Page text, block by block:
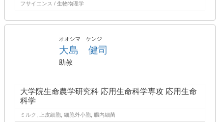
フサイエンス / 生物物理学
オオシマ ケンジ
大島 健司
助教
大学院生命農学研究科 応用生命科学専攻 応用生命
科学
ミルク, 上皮細胞, 細胞外小胞, 腸内細菌